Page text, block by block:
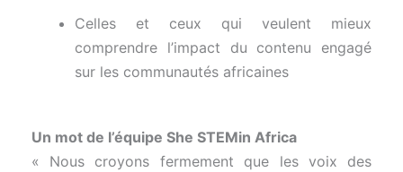
Celles et ceux qui veulent mieux
comprendre l’impact du contenu engagé
sur les communautés africaines
Un mot de l’équipe She STEMin Africa
« Nous croyons fermement que les voix des